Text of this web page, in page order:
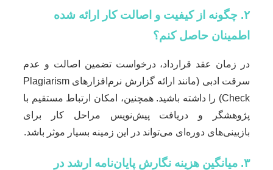
۲. چگونه از کیفیت و اصالت کار ارائه شده
اطمینان حاصل کنم؟
در زمان عقد قرارداد، درخواست تضمین اصالت و عدم
سرقت ادبی (مانند ارائه گزارش نرم‌افزارهای Plagiarism
Check) را داشته باشید. همچنین، امکان ارتباط مستقیم با
پژوهشگر و دریافت پیش‌نویس مراحل کار برای
بازبینی‌های دوره‌ای می‌تواند در این زمینه بسیار موثر باشد.
۳. میانگین هزینه نگارش پایان‌نامه ارشد در